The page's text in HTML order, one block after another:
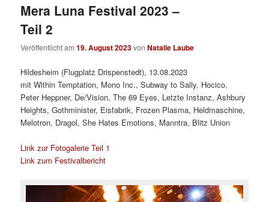
Mera Luna Festival 2023 –
Teil 2
Veröffentlicht am19. August 2023vonNatalie Laube
Hildesheim (Flugplatz Drispenstedt), 13.08.2023
mit Within Temptation, Mono Inc., Subway to Sally, Hocico,
Peter Heppner, De/Vision, The 69 Eyes, Letzte Instanz, Ashbury
Heights, Gothminister, Eisfabrik, Frozen Plasma, Heldmaschine,
Melotron, Dragol, She Hates Emotions, Manntra, Blitz Union
Link zur Fotogalerie Teil 1
Link zum Festivalbericht